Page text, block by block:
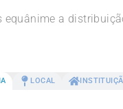
a
LOCAL